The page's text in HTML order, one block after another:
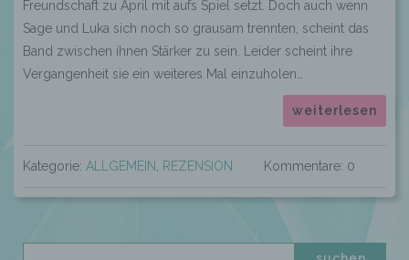
Freundschaft zu April mit aufs Spiel setzt. Doch auch wenn
Sage und Luka sich noch so grausam trennten, scheint das
Band zwischen ihnen Stärker zu sein. Leider scheint ihre
Vergangenheit sie ein weiteres Mal einzuholen…
weiterlesen
Kategorie: ALLGEMEIN REZENSION Kommentare: 0